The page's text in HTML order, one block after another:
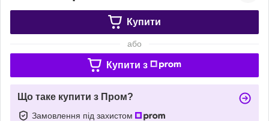
Купити
або
Купити з
Що таке купити з Пром?
Замовлення під захистом